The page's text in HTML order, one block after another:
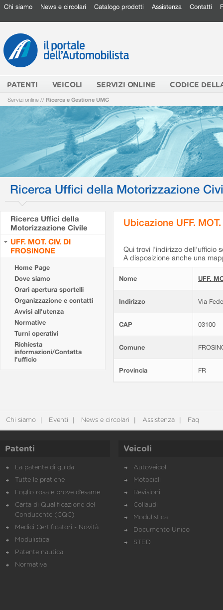
Chi siamo News e circolari Catalogo prodotti Assistenza Contatti
PATENTI VEICOLI SERVIZI ONLINE CODICE
Servizi online // Ricerca e Gestione UMC
Ricerca Uffici della Motorizzazione
Ricerca Uffici della
Motorizzazione Civile
UFF. MOT. CIV. DI
FROSINONE
Home Page
Dove siamo
Orari apertura sportelli
Organizzazione e contatti
Avvisi all'utenza
Normative
Turni operativi
Richiesta
informazioni/Contatta
l'ufficio
Ubicazione UFF.
Qui trovi l'indirizzo dell'ufficio
A disposizione anche una
Nome UFF.
Indirizzo Via
CAP 03100
Comune
Provincia FR
Chi siamo Eventi News e circolari Assistenza Faq
Patenti
La patente di guida
Tutte le pratiche
Foglio rosa e prove d’esame
Carta di Qualificazione del
Conducente (CQC)
Medici Certificatori - Novità
Modulistica
Patente nautica
Normativa
Veicoli
Autoveicoli
Motocicli
Revisioni
Collaudi
Modulistica
Documento Unico
STED